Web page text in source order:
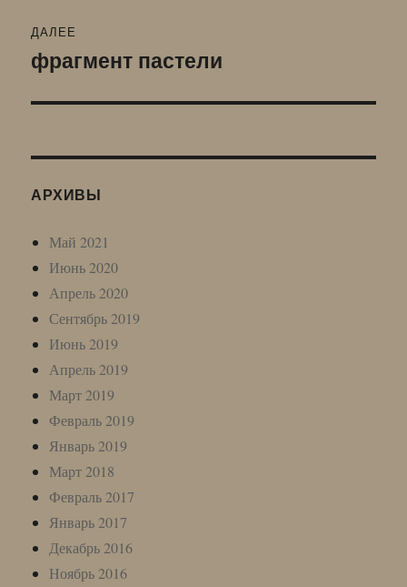
ДАЛЕЕ
Следующая
фрагмент пастели
АРХИВЫ
Май 2021
Июнь 2020
Апрель 2020
Сентябрь 2019
Июнь 2019
Апрель 2019
Март 2019
Февраль 2019
Январь 2019
Март 2018
Февраль 2017
Январь 2017
Декабрь 2016
Ноябрь 2016